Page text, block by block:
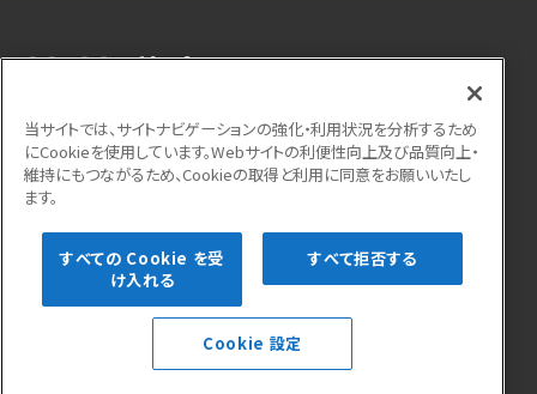
運営会社 利用規約 個人情報保護方針
サイトマップ よくある質問 お問い合わせ
当サイトでは、サイトナビゲーションの強化・利用状況を分析するため
にCookieを使用しています。Webサイトの利便性向上及び品質向上・
維持にもつながるため、Cookieの取得と利用に同意をお願いいたし
ます。
すべての Cookie を受
け入れる
すべて拒否する
Cookie 設定